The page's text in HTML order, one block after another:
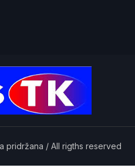
pridržana / All rigths reserved